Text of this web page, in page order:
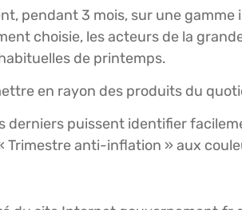
pendant 3 mois, sur une
choisie, les acteurs de la
de printemps.
en rayon des produits du
derniers puissent identifier
Trimestre anti-inflation » aux